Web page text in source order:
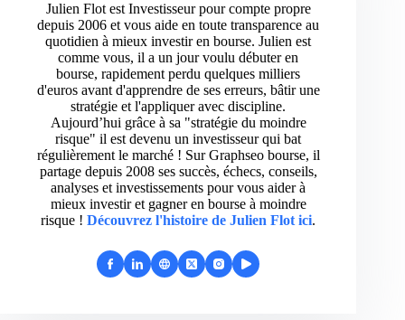
Julien Flot est Investisseur pour compte propre
depuis 2006 et vous aide en toute transparence au
quotidien à mieux investir en bourse. Julien est
comme vous, il a un jour voulu débuter en
bourse, rapidement perdu quelques milliers
d'euros avant d'apprendre de ses erreurs, bâtir une
stratégie et l'appliquer avec discipline.
Aujourd’hui grâce à sa "stratégie du moindre
risque" il est devenu un investisseur qui bat
régulièrement le marché ! Sur Graphseo bourse, il
partage depuis 2008 ses succès, échecs, conseils,
analyses et investissements pour vous aider à
mieux investir et gagner en bourse à moindre
risque ! Découvrez l'histoire de Julien Flot ici.